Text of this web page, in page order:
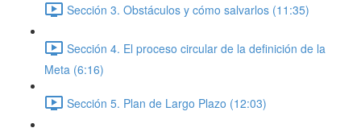
Sección 3. Obstáculos y cómo salvarlos (11:35)
Sección 4. El proceso circular de la definición de la
Meta (6:16)
Sección 5. Plan de Largo Plazo (12:03)